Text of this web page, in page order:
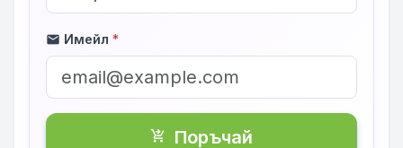
mail Имейл *
shopping_cart_checkout Поръчай